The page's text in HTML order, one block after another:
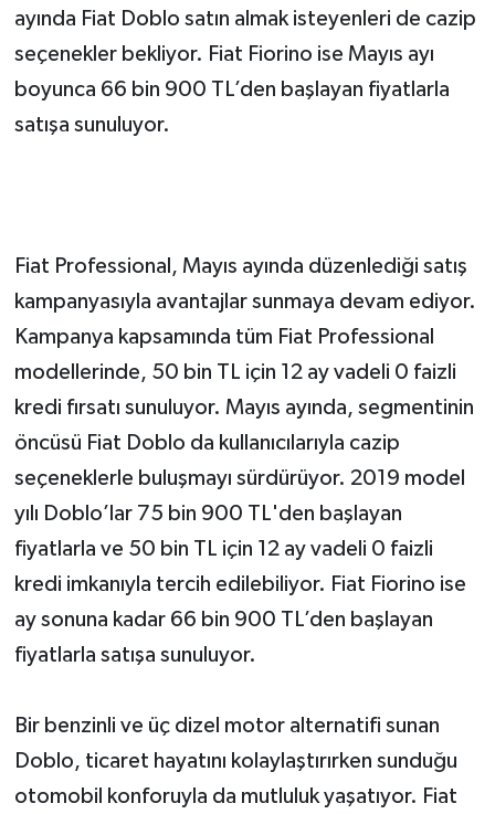
ayında Fiat Doblo satın almak isteyenleri de cazip
seçenekler bekliyor. Fiat Fiorino ise Mayıs ayı
boyunca 66 bin 900 TL’den başlayan fiyatlarla
satışa sunuluyor.
Fiat Professional, Mayıs ayında düzenlediği satış
kampanyasıyla avantajlar sunmaya devam ediyor.
Kampanya kapsamında tüm Fiat Professional
modellerinde, 50 bin TL için 12 ay vadeli 0 faizli
kredi fırsatı sunuluyor. Mayıs ayında, segmentinin
öncüsü Fiat Doblo da kullanıcılarıyla cazip
seçeneklerle buluşmayı sürdürüyor. 2019 model
yılı Doblo’lar 75 bin 900 TL'den başlayan
fiyatlarla ve 50 bin TL için 12 ay vadeli 0 faizli
kredi imkanıyla tercih edilebiliyor. Fiat Fiorino ise
ay sonuna kadar 66 bin 900 TL’den başlayan
fiyatlarla satışa sunuluyor.
Bir benzinli ve üç dizel motor alternatifi sunan
Doblo, ticaret hayatını kolaylaştırırken sunduğu
otomobil konforuyla da mutluluk yaşatıyor. Fiat